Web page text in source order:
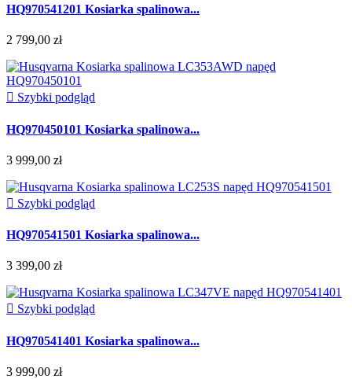
HQ970541201 Kosiarka spalinowa...
2 799,00 zł
 Szybki podgląd
HQ970450101 Kosiarka spalinowa...
3 999,00 zł
 Szybki podgląd
HQ970541501 Kosiarka spalinowa...
3 399,00 zł
 Szybki podgląd
HQ970541401 Kosiarka spalinowa...
3 999,00 zł